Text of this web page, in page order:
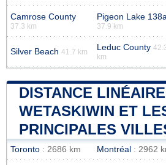
Camrose County
37.3 km
Pigeon Lake 138a
37.9 km
Silver Beach 41.7 km Leduc County
km
DISTANCE
WETASKIWIN ET
PRINCIPALES
Toronto : 2686 km Montréal : 2962